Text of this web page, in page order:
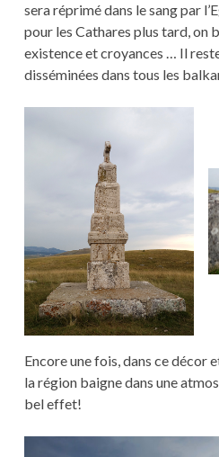
sera réprimé dans le sang par
pour les Cathares plus tard, on
existence et croyances … Il
disséminées dans tous les
Encore une fois, dans ce décor
la région baigne dans une
bel effet!